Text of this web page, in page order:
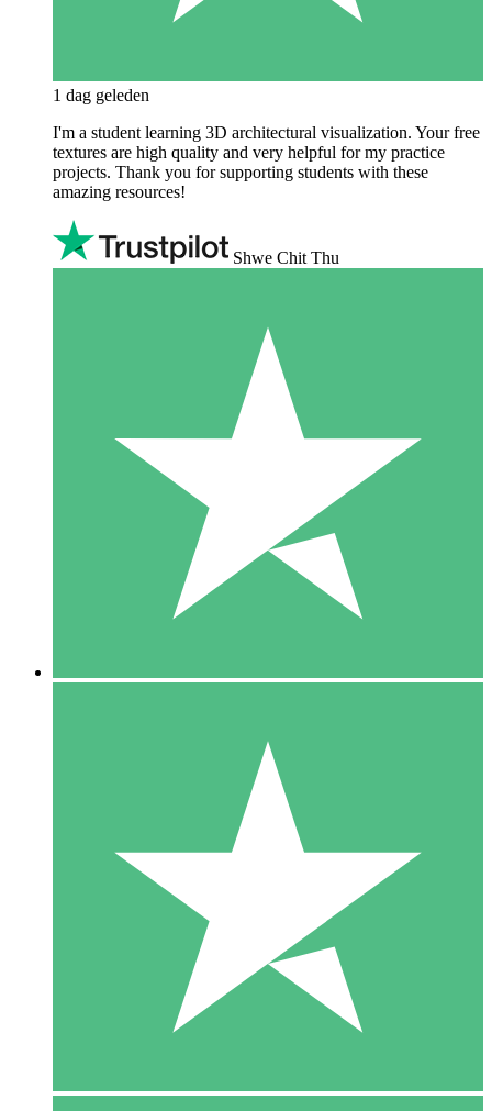
1 dag geleden
I'm a student learning 3D architectural visualization. Your free
textures are high quality and very helpful for my practice
projects. Thank you for supporting students with these
amazing resources!
Shwe Chit Thu